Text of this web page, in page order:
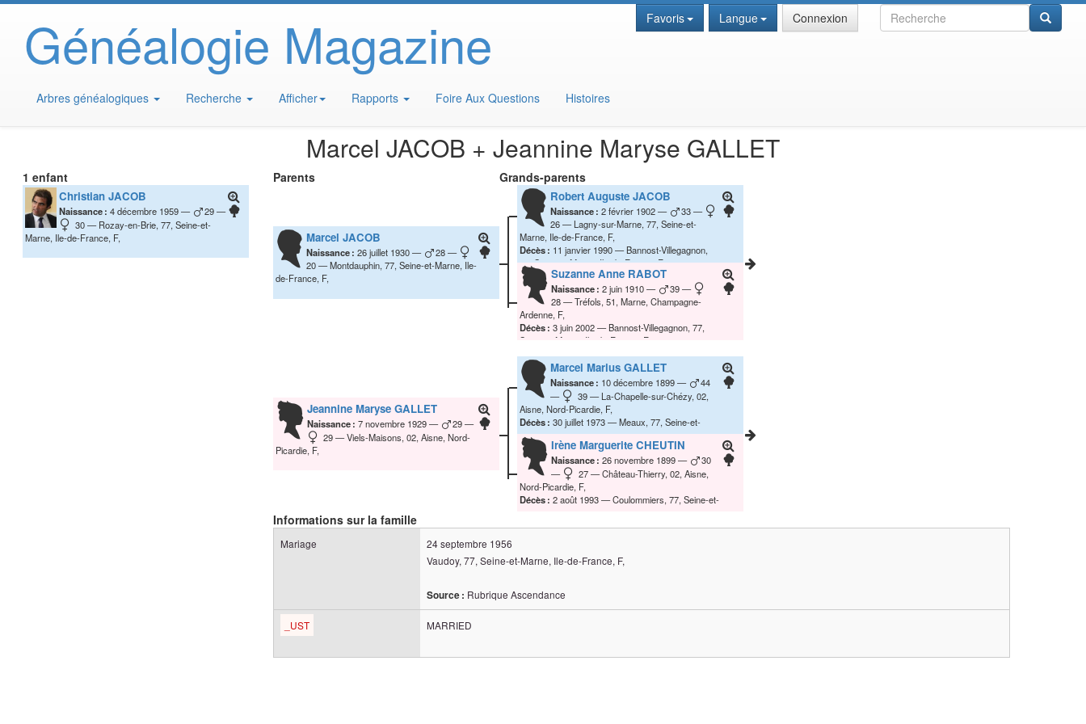
Généalogie Magazine Recherche
Favoris Langue Connexion
Arbres généalogiques Recherche Afficher Rapports Foire Aux Questions Histoires
Marcel JACOB + Jeannine Maryse GALLET
1 enfant
ChristianJACOB
Naissance : 4 décembre 1959
29
30
Rozay-en-Brie, 77, Seine-et-
Marne, Ile-de-France, F,
Parents Grands-parents
Marcel JACOB
Naissance : 26 juillet 1930
28
20
Montdauphin, 77, Seine-et-Marne, Ile-
de-France, F,
Robert Auguste JACOB
Naissance : 2 février 1902
33
26
Lagny-sur-Marne, 77, Seine-et-
Marne, Ile-de-France, F,
Décès : 11 janvier 1990
Bannost-Villegagnon,
77, Seine-et-Marne, Ile-de-France, F,
Suzanne Anne RABOT
Naissance : 2 juin 1910
39
28
Tréfols, 51, Marne, Champagne-
Ardenne, F,
Décès : 3 juin 2002
Bannost-Villegagnon, 77,
Seine-et-Marne, Ile-de-France, F,
Jeannine Maryse GALLET
Naissance : 7 novembre 1929
29
29
Viels-Maisons, 02, Aisne, Nord-
Picardie, F,
Marcel Marius GALLET
Naissance : 10 décembre 1899
44
39
La-Chapelle-sur-Chézy, 02,
Aisne, Nord-Picardie, F,
Décès : 30 juillet 1973
Meaux, 77, Seine-et-
Marne, Ile-de-France, F,
Irène Marguerite CHEUTIN
Naissance : 26 novembre 1899
30
27
Château-Thierry, 02, Aisne,
Nord-Picardie, F,
Décès : 2 août 1993
Coulommiers, 77, Seine-et-
Informations sur la famille
Mariage
24 septembre 1956
Vaudoy, 77, Seine-et-Marne, Ile-de-France, F,
Source : Rubrique Ascendance
_UST MARRIED